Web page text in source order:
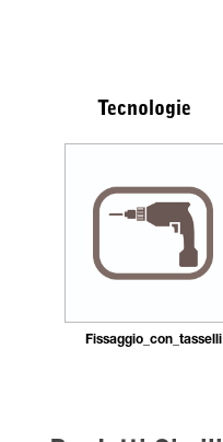
Tecnologie
Fissaggio_con_tasselli